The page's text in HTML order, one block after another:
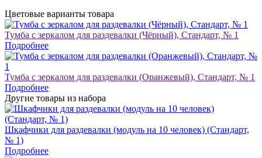
Цветовые варианты товара
Тумба с зеркалом для раздевалки (Чёрный), Стандарт, № 1
Подробнее
Тумба с зеркалом для раздевалки (Оранжевый), Стандарт, № 1
Подробнее
Другие товары из набора
Шкафчики для раздевалки (модуль на 10 человек) (Стандарт,
№ 1)
Подробнее